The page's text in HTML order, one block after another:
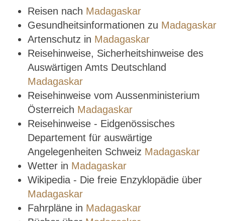
Reisen nach Madagaskar
Gesundheitsinformationen zu Madagaskar
Artenschutz in Madagaskar
Reisehinweise, Sicherheitshinweise des
Auswärtigen Amts Deutschland
Madagaskar
Reisehinweise vom Aussenministerium
Österreich Madagaskar
Reisehinweise - Eidgenössisches
Departement für auswärtige
Angelegenheiten Schweiz Madagaskar
Wetter in Madagaskar
Wikipedia - Die freie Enzyklopädie über
Madagaskar
Fahrpläne in Madagaskar